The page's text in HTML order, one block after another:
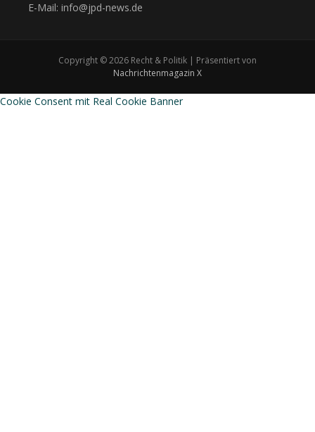
E-Mail: info@jpd-news.de
Copyright © 2026 Recht & Politik | Präsentiert von
Nachrichtenmagazin X
Cookie Consent mit Real Cookie Banner